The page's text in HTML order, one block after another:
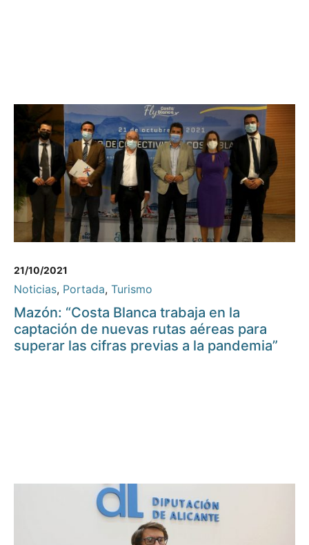
21/10/2021
Noticias, Portada, Turismo
Mazón: “Costa Blanca trabaja en la
captación de nuevas rutas aéreas para
superar las cifras previas a la pandemia”